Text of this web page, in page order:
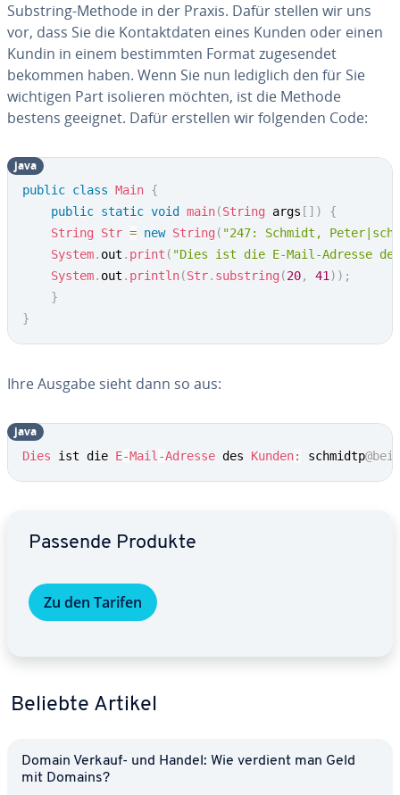
Substring-Methode in der Praxis. Dafür stellen wir uns
vor, dass Sie die Kon­takt­da­ten eines Kunden oder einen
Kundin in einem be­stimm­ten Format zu­ge­sen­det
bekommen haben. Wenn Sie nun lediglich den für Sie
wichtigen Part isolieren möchten, ist die Methode
bestens geeignet. Dafür erstellen wir folgenden Code:
public class Main {
public static void main(String args [ ] )
{
String
Str = new String ( "247: Schmidt,
System. out . print ( "Dies ist die E-Mail-Adresse
System. out . println(Str. substring (20, 41 ) ) ;
}
}
java
Ihre Ausgabe sieht dann so aus:
Dies ist die E-Mail -Adresse des Kunden: schmidtp
java
Passende Produkte
Zu den Tarifen
Beliebte Artikel
Domain Verkauf- und Handel: Wie verdient man Geld
mit Domains?